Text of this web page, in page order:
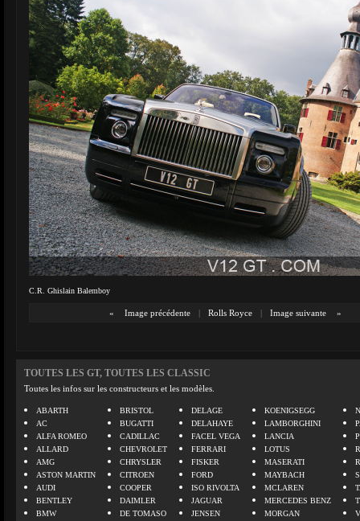
C.R. Ghislain Balemboy
« Image précédente | Rolls Royce | Image suivante »
TOUTES LES GT, TOUTES LES CLASSIC
Toutes les infos sur les constructeurs et les modèles.
ABARTH
AC
ALFA ROMEO
ALLARD
AMG
ASTON MARTIN
AUDI
BENTLEY
BMW
BRISTOL
BUGATTI
CADILLAC
CHEVROLET
CHRYSLER
CITROEN
COOPER
DAIMLER
DE TOMASO
DELAGE
DELAHAYE
FACEL VEGA
FERRARI
FISKER
FORD
ISO RIVOLTA
JAGUAR
JENSEN
KOENIGSEGG
LAMBORGHINI
LANCIA
LOTUS
MASERATI
MAYBACH
MCLAREN
MERCEDES BENZ
MORGAN